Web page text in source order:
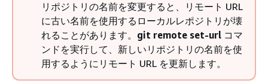
リポジトリの名前を変更すると、リモート URL
に古い名前を使用するローカルレポジトリが壊
れることがあります。 git remote set-url コマ
ンドを実行して、新しいリポジトリの名前を使
用するようにリモート URL を更新します。